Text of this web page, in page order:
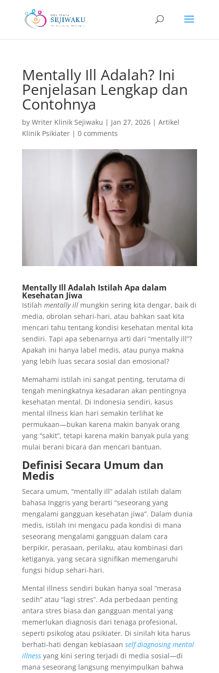
Mentally Ill Adalah? Ini
Penjelasan Lengkap dan
Contohnya
by Writer Klinik Sejiwaku | Jan 27, 2026| Artikel
Klinik Psikiater| 0 comments
Mentally Ill Adalah Istilah Apa dalam
Kesehatan Jiwa
Istilah mentally illmungkin sering kita dengar, baik di
media, obrolan sehari-hari, atau bahkan saat kita
mencari tahu tentang kondisi kesehatan mental kita
sendiri. Tapi apa sebenarnya arti dari “mentally ill”?
Apakah ini hanya label medis, atau punya makna
yang lebih luas secara sosial dan emosional?
Memahami istilah ini sangat penting, terutama di
tengah meningkatnya kesadaran akan pentingnya
kesehatan mental. Di Indonesia sendiri, kasus
mental illness kian hari semakin terlihat ke
permukaan—bukan karena makin banyak orang
yang “sakit”, tetapi karena makin banyak pula yang
mulai berani bicara dan mencari bantuan.
Definisi Secara Umum dan
Medis
Secara umum, “mentally ill” adalah istilah dalam
bahasa Inggris yang berarti “seseorang yang
mengalami gangguan kesehatan jiwa”. Dalam dunia
medis, istilah ini mengacu pada kondisi di mana
seseorang mengalami gangguan dalam cara
berpikir, perasaan, perilaku, atau kombinasi dari
ketiganya, yang secara signifikan memengaruhi
fungsi hidup sehari-hari.
Mental illness sendiri bukan hanya soal “merasa
sedih” atau “lagi stres”. Ada perbedaan penting
antara stres biasa dan gangguan mental yang
memerlukan diagnosis dari tenaga profesional,
seperti psikolog atau psikiater. Di sinilah kita harus
berhati-hati dengan kebiasaan self diagnosing mental
illnessyang kini sering terjadi di media sosial—di
mana seseorang langsung menyimpulkan bahwa